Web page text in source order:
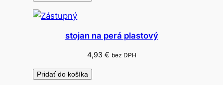
stojan na perá plastový
4,93 € bez DPH
Pridať do košíka